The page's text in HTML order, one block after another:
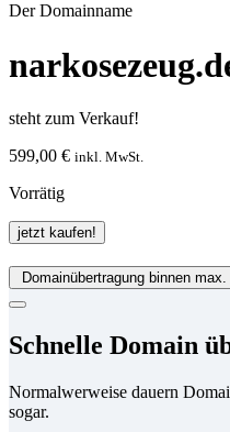
Der Domainname
steht zum Verkauf!
599,00 € inkl. MwSt.
Vorrätig
narkosezeug.de
Menge
jetzt kaufen!
Domainübertragung binnen
Schnelle Domain
Normalwerweise dauern
sogar.